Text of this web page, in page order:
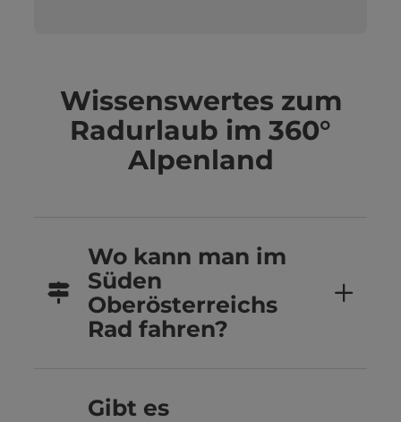
Wissenswertes zum
Radurlaub im 360°
Alpenland
Wo kann man im
Süden
Oberösterreichs
Rad fahren?
Gibt es